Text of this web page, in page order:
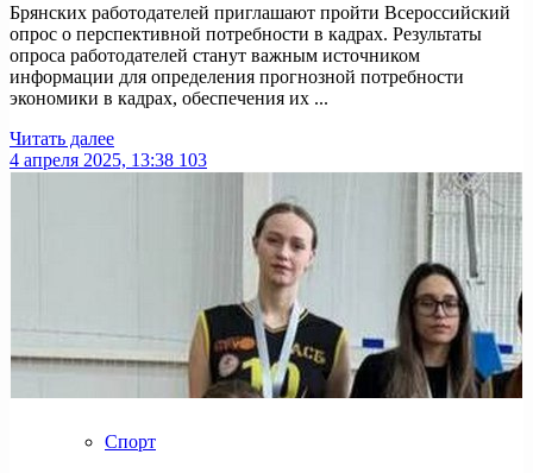
Брянских работодателей приглашают пройти Всероссийский
опрос о перспективной потребности в кадрах. Результаты
опроса работодателей станут важным источником
информации для определения прогнозной потребности
экономики в кадрах, обеспечения их ...
Читать далее
4 апреля 2025, 13:38 103
Спорт